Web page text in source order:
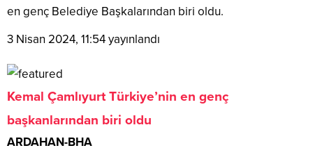
en genç Belediye Başkalarından biri oldu.
3 Nisan 2024, 11:54yayınlandı
Kemal Çamlıyurt Türkiye’nin en genç
başkanlarından biri oldu
ARDAHAN-BHA